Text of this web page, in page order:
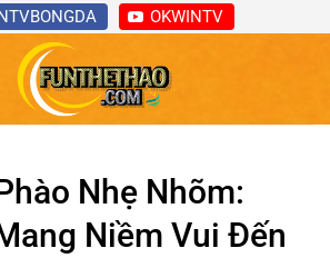
OKWINTV
Nhẹ Nhõm:
Niềm Vui Đến